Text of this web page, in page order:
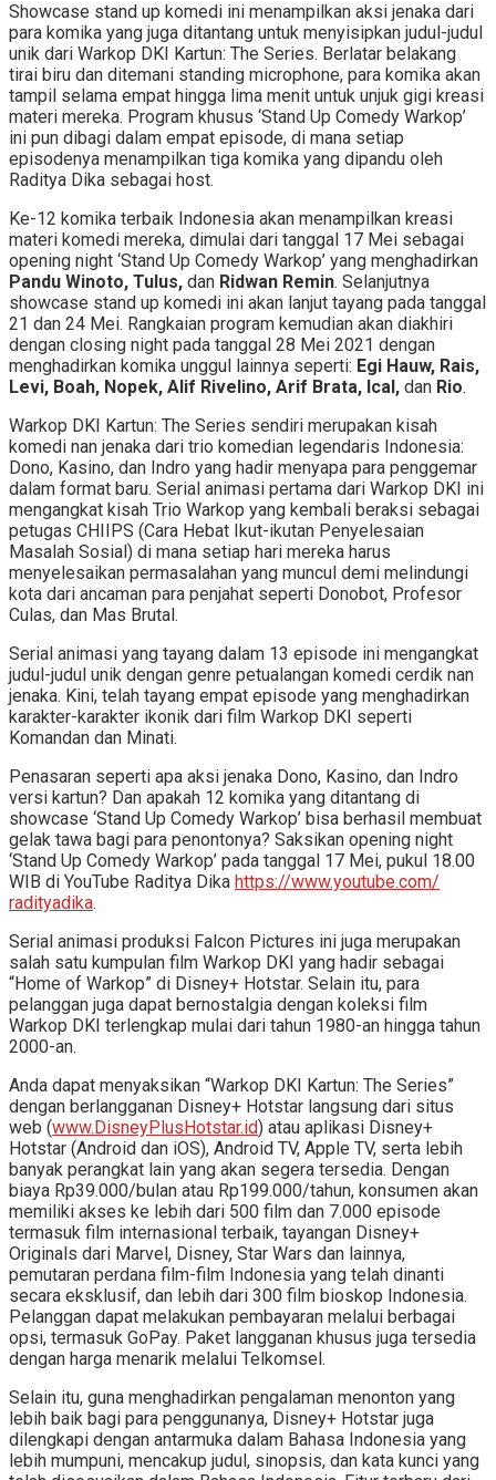
Showcase stand up komedi ini menampilkan aksi jenaka dari
para komika yang juga ditantang untuk menyisipkan judul-judul
unik dari Warkop DKI Kartun: The Series. Berlatar belakang
tirai biru dan ditemani standing microphone, para komika akan
tampil selama empat hingga lima menit untuk unjuk gigi kreasi
materi mereka. Program khusus ‘Stand Up Comedy Warkop’
ini pun dibagi dalam empat episode, di mana setiap
episodenya menampilkan tiga komika yang dipandu oleh
Raditya Dika sebagai host.
Ke-12 komika terbaik Indonesia akan menampilkan kreasi
materi komedi mereka, dimulai dari tanggal 17 Mei sebagai
opening night ‘Stand Up Comedy Warkop’ yang menghadirkan
Pandu Winoto, Tulus, dan Ridwan Remin. Selanjutnya
showcase stand up komedi ini akan lanjut tayang pada tanggal
21 dan 24 Mei. Rangkaian program kemudian akan diakhiri
dengan closing night pada tanggal 28 Mei 2021 dengan
menghadirkan komika unggul lainnya seperti: Egi Hauw, Rais,
Levi, Boah, Nopek, Alif Rivelino, Arif Brata, Ical, dan Rio.
Warkop DKI Kartun: The Series sendiri merupakan kisah
komedi nan jenaka dari trio komedian legendaris Indonesia:
Dono, Kasino, dan Indro yang hadir menyapa para penggemar
dalam format baru. Serial animasi pertama dari Warkop DKI ini
mengangkat kisah Trio Warkop yang kembali beraksi sebagai
petugas CHIIPS (Cara Hebat Ikut-ikutan Penyelesaian
Masalah Sosial) di mana setiap hari mereka harus
menyelesaikan permasalahan yang muncul demi melindungi
kota dari ancaman para penjahat seperti Donobot, Profesor
Culas, dan Mas Brutal.
Serial animasi yang tayang dalam 13 episode ini mengangkat
judul-judul unik dengan genre petualangan komedi cerdik nan
jenaka. Kini, telah tayang empat episode yang menghadirkan
karakter-karakter ikonik dari film Warkop DKI seperti
Komandan dan Minati.
Penasaran seperti apa aksi jenaka Dono, Kasino, dan Indro
versi kartun? Dan apakah 12 komika yang ditantang di
showcase ‘Stand Up Comedy Warkop’ bisa berhasil membuat
gelak tawa bagi para penontonya? Saksikan opening night
‘Stand Up Comedy Warkop’ pada tanggal 17 Mei, pukul 18.00
WIB di YouTube Raditya Dika https://www.youtube.com/
radityadika.
Serial animasi produksi Falcon Pictures ini juga merupakan
salah satu kumpulan film Warkop DKI yang hadir sebagai
“Home of Warkop” di Disney+ Hotstar. Selain itu, para
pelanggan juga dapat bernostalgia dengan koleksi film
Warkop DKI terlengkap mulai dari tahun 1980-an hingga tahun
2000-an.
Anda dapat menyaksikan “Warkop DKI Kartun: The Series”
dengan berlangganan Disney+ Hotstar langsung dari situs
web (www.DisneyPlusHotstar.id) atau aplikasi Disney+
Hotstar (Android dan iOS), Android TV, Apple TV, serta lebih
banyak perangkat lain yang akan segera tersedia. Dengan
biaya Rp39.000/bulan atau Rp199.000/tahun, konsumen akan
memiliki akses ke lebih dari 500 film dan 7.000 episode
termasuk film internasional terbaik, tayangan Disney+
Originals dari Marvel, Disney, Star Wars dan lainnya,
pemutaran perdana film-film Indonesia yang telah dinanti
secara eksklusif, dan lebih dari 300 film bioskop Indonesia.
Pelanggan dapat melakukan pembayaran melalui berbagai
opsi, termasuk GoPay. Paket langganan khusus juga tersedia
dengan harga menarik melalui Telkomsel.
Selain itu, guna menghadirkan pengalaman menonton yang
lebih baik bagi para penggunanya, Disney+ Hotstar juga
dilengkapi dengan antarmuka dalam Bahasa Indonesia yang
lebih mumpuni, mencakup judul, sinopsis, dan kata kunci yang